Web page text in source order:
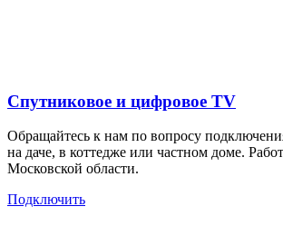
Спутниковое и цифровое TV
Обращайтесь к нам по вопросу
на даче, в коттедже или частном доме.
Московской области.
Подключить